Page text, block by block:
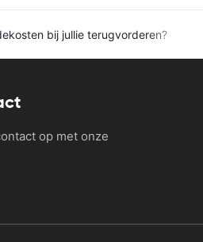
bij jullie terugvorderen?
op met onze